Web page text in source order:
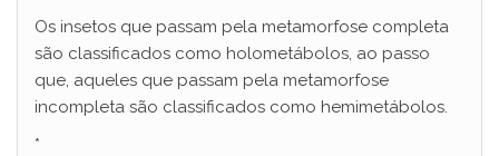
Os insetos que passam pela metamorfose completa
são classificados como holometábolos, ao passo
que, aqueles que passam pela metamorfose
incompleta são classificados como hemimetábolos.
*